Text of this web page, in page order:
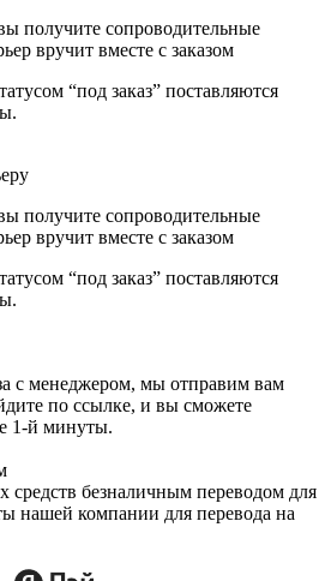
получите сопроводительные
вручит вместе с заказом
“под заказ” поставляются
получите сопроводительные
вручит вместе с заказом
“под заказ” поставляются
с менеджером, мы отправим вам
по ссылке, и вы сможете
1-й минуты.
средств безналичным переводом для
нашей компании для перевода на